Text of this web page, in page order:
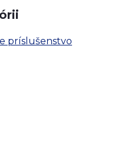
príslušenstvo